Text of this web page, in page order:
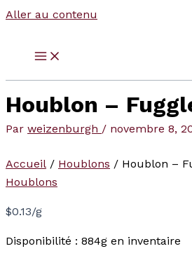
Aller au contenu
Houblon –
Par weizenburgh / novembre 8,
Accueil / Houblons / Houblon –
Houblons
$0.13/g
Disponibilité : 884g en inventaire